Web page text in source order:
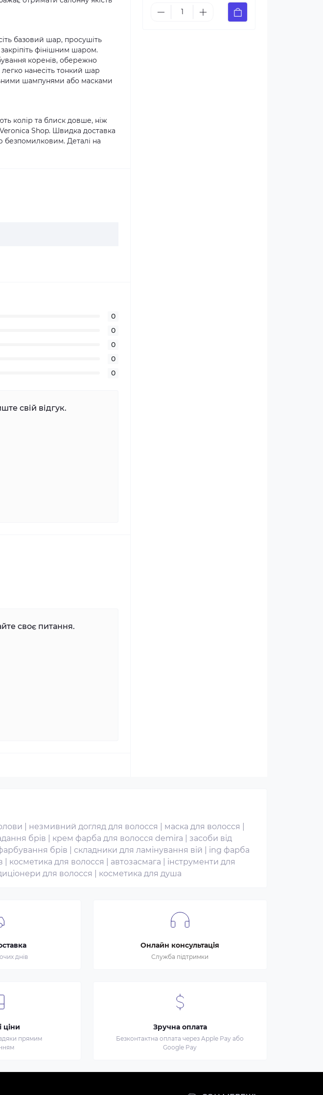
базовий шар, просушіть
фінішним шаром.
коренів, обережно
нанесіть тонкий шар
шампунями або масками
колір та блиск довше, ніж
Veronica Shop. Швидка доставка
безпомилковим. Деталі на
0
0
0
0
0
свій відгук.
своє питання.
незмивний догляд для волосся маска для волосся
брів крем фарба для волосся demira
засоби від
брів складники для ламінування вій
ing фарба
косметика для волосся автозасмага
інструменти для
для волосся косметика для душа
днів
Онлайн консультація
Служба підтримки
ціни
прямим
Зручна оплата
Безконтактна оплата через Apple Pay або
Google Pay